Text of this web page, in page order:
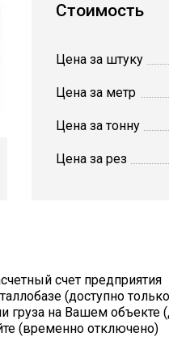
Стоимость
Цена за штуку
Цена за метр
Цена за тонну
Цена за рез
счет предприятия
(доступно
груза на Вашем объекте
(временно отключено)